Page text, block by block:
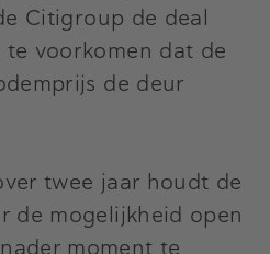
Citigroup de deal
voorkomen dat de
de deur
twee jaar houdt de
de mogelijkheid open
moment te